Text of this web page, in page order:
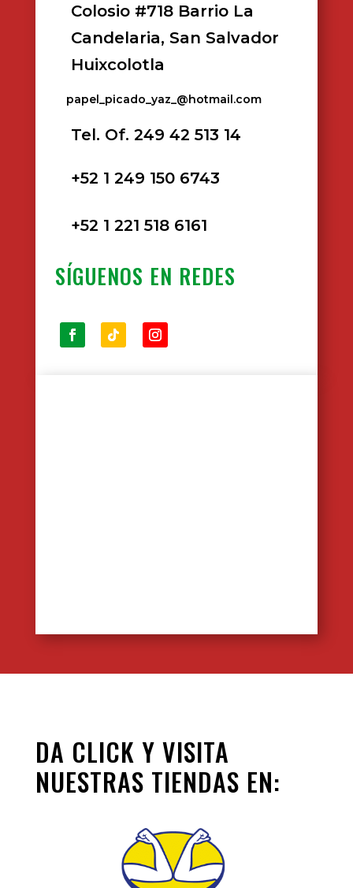
Colosio #718 Barrio La
Candelaria, San Salvador
Huixcolotla
papel_picado_yaz_@hotmail.com
Tel. Of. 249 42 513 14
+52 1 249 150 6743
+52 1 221 518 6161
SÍGUENOS EN REDES
DA CLICK Y VISITA
NUESTRAS TIENDAS EN: